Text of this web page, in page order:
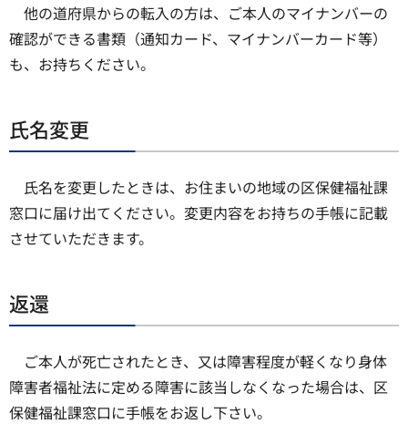
他の道府県からの転入の方は、ご本人のマイナンバーの
確認ができる書類（通知カード、マイナンバーカード等）
も、お持ちください。
氏名変更
氏名を変更したときは、お住まいの地域の区保健福祉課
窓口に届け出てください。変更内容をお持ちの手帳に記載
させていただきます。
返還
ご本人が死亡されたとき、又は障害程度が軽くなり身体
障害者福祉法に定める障害に該当しなくなった場合は、区
保健福祉課窓口に手帳をお返し下さい。